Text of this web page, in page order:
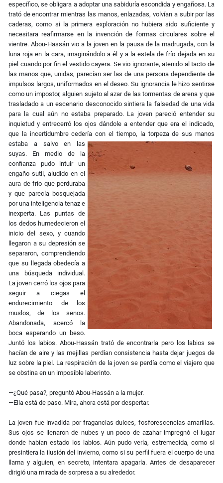
específico, se obligara a adoptar una sabiduría escondida y engañosa. La
trató de encontrar mientras las manos, enlazadas, volvían a subir por las
caderas, como si la primera exploración no hubiera sido suficiente y
necesitara reafirmarse en la invención de formas circulares sobre el
vientre. Abou-Hassán vio a la joven en la pausa de la madrugada, con la
luna roja en la cara, imaginándolo a él y a la estela de frío dejada en su
piel cuando por fin el vestido cayera. Se vio ignorante, atenido al tacto de
las manos que, unidas, parecían ser las de una persona dependiente de
impulsos largos, uniformados en el deseo. Su ignorancia le hizo sentirse
como un impostor, alguien sujeto al azar de las tormentas de arena y que
trasladado a un escenario desconocido sintiera la falsedad de una vida
para la cual aún no estaba preparado. La joven pareció entender su
inquietud y entrecerró los ojos dándole a entender que era el indicado,
que la incertidumbre cedería con el tiempo, la torpeza de sus manos
estaba a salvo en las
suyas. En medio de la
confianza pudo intuir un
engaño sutil, aludido en el
aura de frío que perduraba
y que parecía bosquejada
por una inteligencia tenaz e
inexperta. Las puntas de
los dedos humedecieron el
inicio del sexo, y cuando
llegaron a su depresión se
separaron, comprendiendo
que su llegada obedecía a
una búsqueda individual.
La joven cerró los ojos para
seguir a ciegas el
endurecimiento de los
muslos, de los senos.
Abandonada, acercó la
boca esperando un beso.
Juntó los labios. Abou-Hassán trató de encontrarla pero los labios se
hacían de aire y las mejillas perdían consistencia hasta dejar juegos de
luz sobre la piel. La respiración de la joven se perdía como el viajero que
se obstina en un imposible laberinto.
—¿Qué pasa?, preguntó Abou-Hassán a la mujer.
—Ella está de paso. Mira, ahora está por despertar.
La joven fue invadida por fragancias dulces, fosforescencias amarillas.
Sus ojos se llenaron de nubes y un poco de azahar impregnó el lugar
donde habían estado los labios. Aún pudo verla, estremecida, como si
presintiera la ilusión del invierno, como si su perfil fuera el cuerpo de una
llama y alguien, en secreto, intentara apagarla. Antes de desaparecer
dirigió una mirada de sorpresa a su alrededor.